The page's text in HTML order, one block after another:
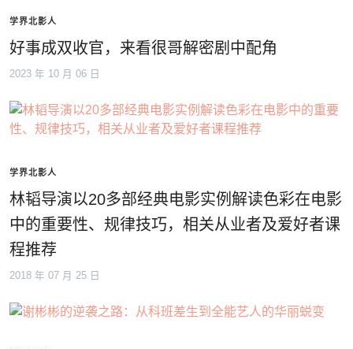
学界北影人
好事成双收官，来看很哥解密剧中配角
2023 年 10 月 06 日
学界北影人
林韬导演以20多部经典电影实例解读色彩在电影
中的重要性、规律技巧，相关从业者及爱好者课
程推荐
2018 年 07 月 25 日